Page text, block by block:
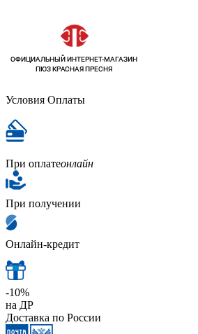
Условия Оплаты
При оплатеонлайн
При получении
Онлайн-кредит
-10%
на ДР
Доставка по России